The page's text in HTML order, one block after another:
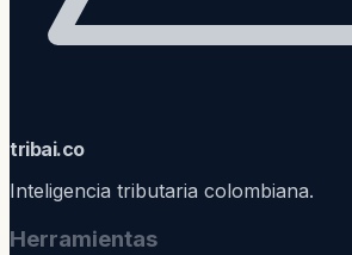
tribai.co
Inteligencia tributaria colombiana.
Herramientas